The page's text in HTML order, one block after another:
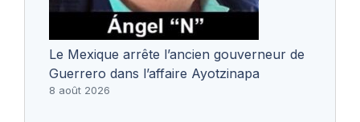
Le Mexique arrête l’ancien gouverneur de
Guerrero dans l’affaire Ayotzinapa
8 août 2026